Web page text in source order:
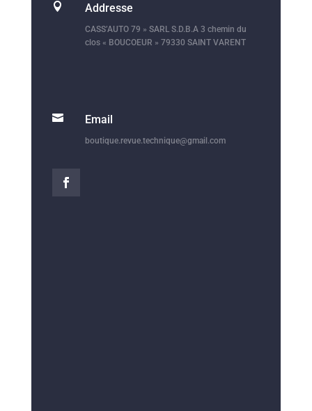
 Addresse
CASS’AUTO 79 » SARL S.D.B.A 3 chemin du
clos « BOUCOEUR » 79330 SAINT VARENT
 Email
boutique.revue.technique@gmail.com